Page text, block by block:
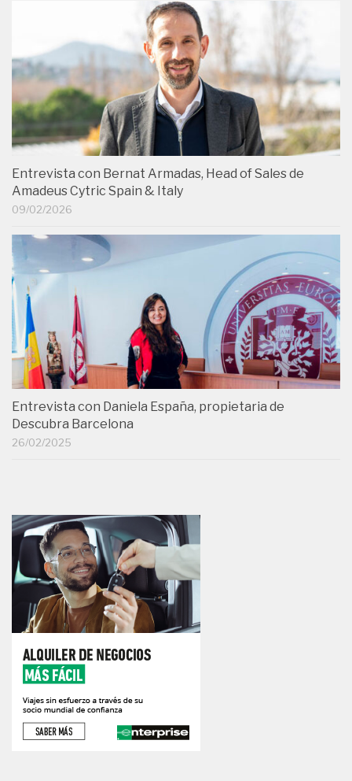
Entrevista con Bernat Armadas, Head of Sales de
Amadeus Cytric Spain & Italy
09/02/2026
Entrevista con Daniela España, propietaria de
Descubra Barcelona
26/02/2025